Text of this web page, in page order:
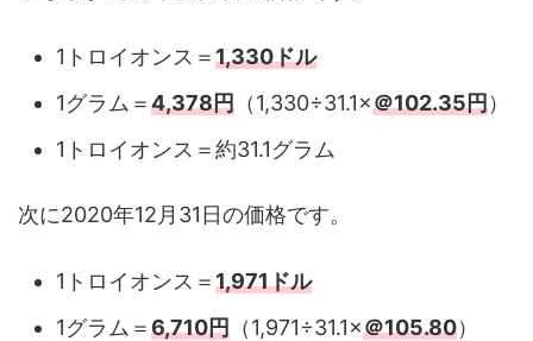
1トロイオンス＝1,330ドル
1グラム＝4,378円 （1,330÷31.1×＠102.35円）
1トロイオンス＝約31.1グラム
次に2020年12月31日の価格です。
1トロイオンス＝1,971ドル
1グラム＝6,710円 （1,971÷31.1×＠105.80）